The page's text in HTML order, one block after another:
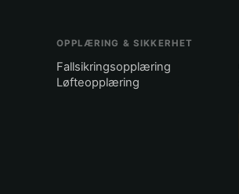
OPPLÆRING & SIKKERHET
Fallsikringsopplæring
Løfteopplæring